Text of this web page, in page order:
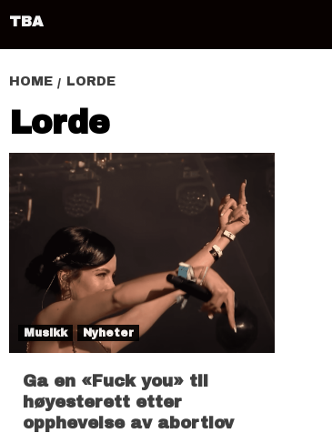
TBA
HOME LORDE
Lorde
Musikk Nyheter
Ga en «Fuck you» til
høyesterett etter
opphevelse av abortlov